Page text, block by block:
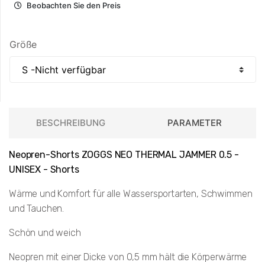
Beobachten Sie den Preis
Größe
BESCHREIBUNG PARAMETER
Neopren-Shorts ZOGGS NEO THERMAL JAMMER 0.5 -
UNISEX - Shorts
Wärme und Komfort für alle Wassersportarten, Schwimmen
und Tauchen.
Schön und weich
Neopren mit einer Dicke von 0,5 mm hält die Körperwärme